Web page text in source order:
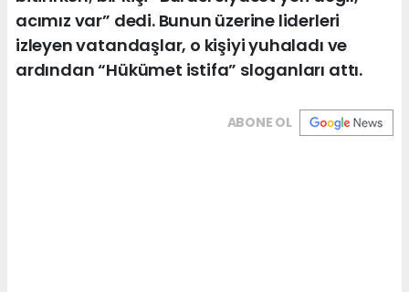
acımız var” dedi. Bunun üzerine liderleri
izleyen vatandaşlar, o kişiyi yuhaladı ve
ardından “Hükümet istifa” sloganları attı.
ABONE OL